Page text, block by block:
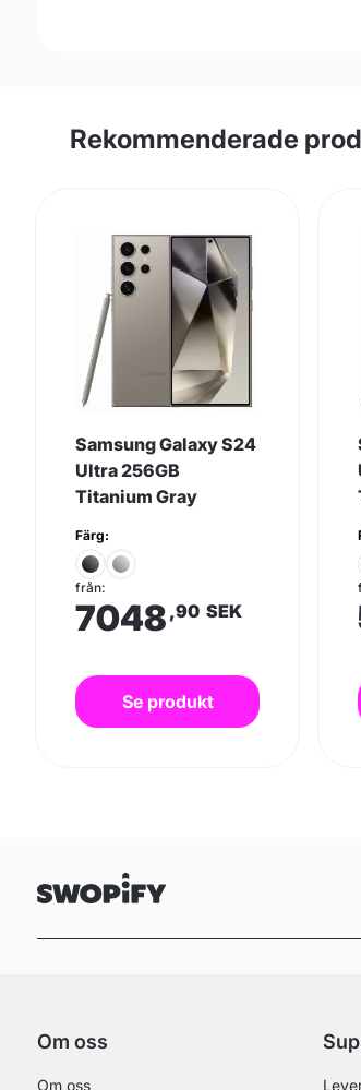
Rekommenderade
Samsung Galaxy S24
Ultra 256GB
Titanium Gray
Färg:
från:
7048 ,90 SEK
Se produkt
Om oss
Om oss